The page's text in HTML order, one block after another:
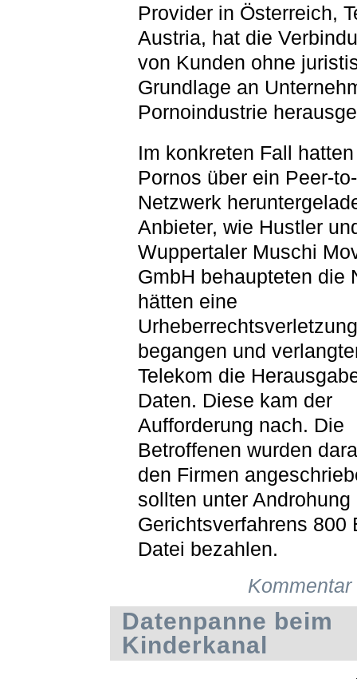
Provider in Österreich,
Austria, hat die
von Kunden ohne
Grundlage an
Pornoindustrie
Im konkreten Fall
Pornos über ein Peer-
Netzwerk
Anbieter, wie Hustler
Wuppertaler Muschi
GmbH behaupteten die
hätten eine
Urheberrechtsverletzung
begangen und
Telekom die
Daten. Diese kam der
Aufforderung nach. Die
Betroffenen wurden
den Firmen
sollten unter Androhung
Gerichtsverfahrens 800
Datei bezahlen.
Datenpanne beim
Kinderkanal